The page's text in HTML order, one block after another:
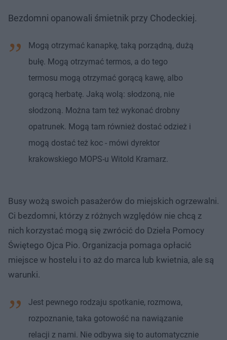
Bezdomni opanowali śmietnik przy Chodeckiej.
Mogą otrzymać kanapkę, taką porządną, dużą
bułę. Mogą otrzymać termos, a do tego
termosu mogą otrzymać gorącą kawę, albo
gorącą herbatę. Jaką wolą: słodzoną, nie
słodzoną. Można tam też wykonać drobny
opatrunek. Mogą tam również dostać odzież i
mogą dostać też koc - mówi dyrektor
krakowskiego MOPS-u Witold Kramarz.
Busy wożą swoich pasażerów do miejskich ogrzewalni.
Ci bezdomni, którzy z różnych względów nie chcą z
nich korzystać mogą się zwrócić do Dzieła Pomocy
Świętego Ojca Pio. Organizacja pomaga opłacić
miejsce w hostelu i to aż do marca lub kwietnia, ale są
warunki.
Jest pewnego rodzaju spotkanie, rozmowa,
rozpoznanie, taka gotowość na nawiązanie
relacji z nami. Nie odbywa się to automatycznie